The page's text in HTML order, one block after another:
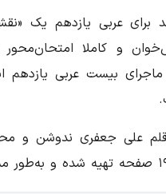
برای عربی یازدهم یک
و کاملا امتحان‌محور
بیست عربی یازدهم
قلم علی جعفری ندوشن و
جنانی در ۱۹۵ صفحه تهیه شده و